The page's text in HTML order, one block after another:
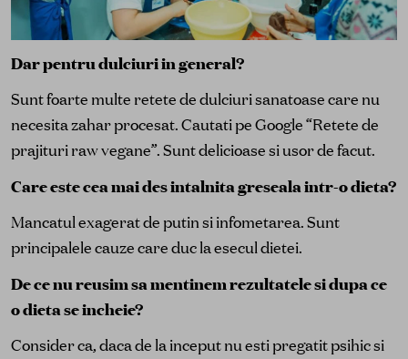
Dar pentru dulciuri in general?
Sunt foarte multe retete de dulciuri sanatoase care nu
necesita zahar procesat. Cautati pe Google “Retete de
prajituri raw vegane”. Sunt delicioase si usor de facut.
Care este cea mai des intalnita greseala intr-o dieta?
Mancatul exagerat de putin si infometarea. Sunt
principalele cauze care duc la esecul dietei.
De ce nu reusim sa mentinem rezultatele si dupa ce
o dieta se incheie?
Consider ca, daca de la inceput nu esti pregatit psihic si